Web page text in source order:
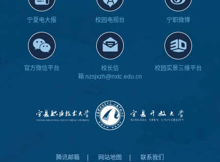
宁夏电大报 校园电视台 宁职微博
官方微信平台
校长信
箱:nzsjxzh@nxtc.edu.cn
校园实景三维平台
腾讯邮箱 | 网站地图 | 联系我们